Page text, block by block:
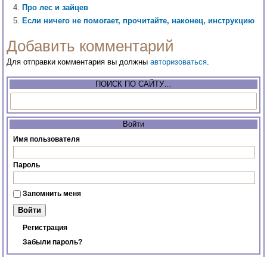
Про лес и зайцев
Если ничего не помогает, прочитайте, наконец, инструкцию
Добавить комментарий
Для отправки комментария вы должныавторизоваться.
ПОИСК ПО САЙТУ…
Войти
Имя пользователя
Пароль
Запомнить меня
Регистрация
Забыли пароль?